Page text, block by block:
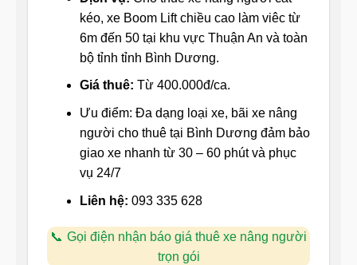
kéo, xe Boom Lift chiều cao làm viêc từ
6m đến 50 tại khu vực Thuận An và toàn
bộ tỉnh tỉnh Bình Dương.
Giá thuê: Từ 400.000đ/ca.
Ưu điểm: Đa dạng loại xe, bãi xe nâng
người cho thuê tại Bình Dương đảm bảo
giao xe nhanh từ 30 – 60 phút và phục
vụ 24/7
Liên hệ: 093 335 628
Gọi điện nhận báo giá thuê xe nâng người
trọn gói